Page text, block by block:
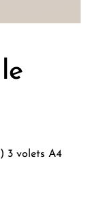
3 volets A4